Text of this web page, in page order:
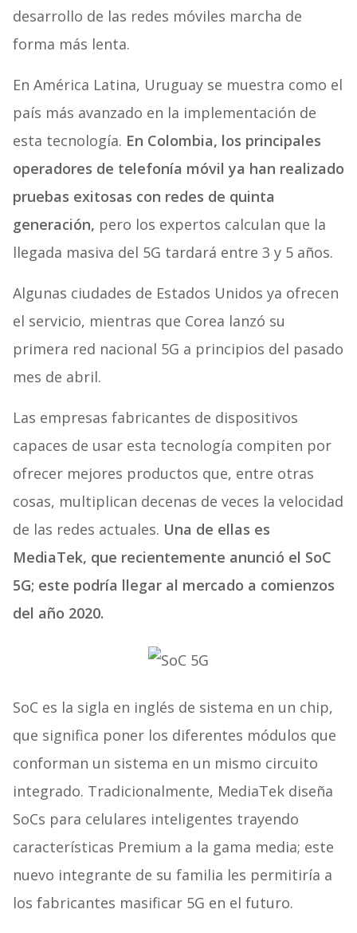
desarrollo de las redes móviles marcha de
forma más lenta.
En América Latina, Uruguay se muestra como el
país más avanzado en la implementación de
esta tecnología. En Colombia, los principales
operadores de telefonía móvil ya han realizado
pruebas exitosas con redes de quinta
generación, pero los expertos calculan que la
llegada masiva del 5G tardará entre 3 y 5 años.
Algunas ciudades de Estados Unidos ya ofrecen
el servicio, mientras que Corea lanzó su
primera red nacional 5G a principios del pasado
mes de abril.
Las empresas fabricantes de dispositivos
capaces de usar esta tecnología compiten por
ofrecer mejores productos que, entre otras
cosas, multiplican decenas de veces la velocidad
de las redes actuales. Una de ellas es
MediaTek, que recientemente anunció el SoC
5G; este podría llegar al mercado a comienzos
del año 2020.
SoC es la sigla en inglés de sistema en un chip,
que significa poner los diferentes módulos que
conforman un sistema en un mismo circuito
integrado. Tradicionalmente, MediaTek diseña
SoCs para celulares inteligentes trayendo
características Premium a la gama media; este
nuevo integrante de su familia les permitiría a
los fabricantes masificar 5G en el futuro.